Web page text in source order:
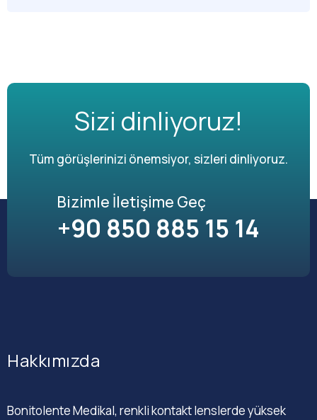
Sizi dinliyoruz!
Tüm görüşlerinizi önemsiyor, sizleri dinliyoruz.
Bizimle İletişime Geç
+90 850 885 15 14
Hakkımızda
Bonitolente Medikal, renkli kontakt lenslerde yüksek